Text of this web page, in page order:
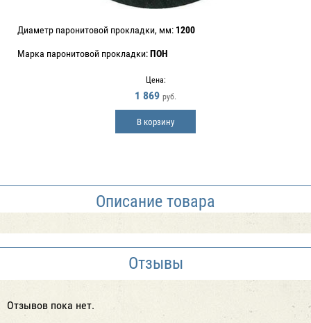
Диаметр паронитовой прокладки, мм: 1200
Марка паронитовой прокладки:ПОН
Цена:
1 869 руб.
В корзину
Описание товара
Отзывы
Отзывов пока нет.